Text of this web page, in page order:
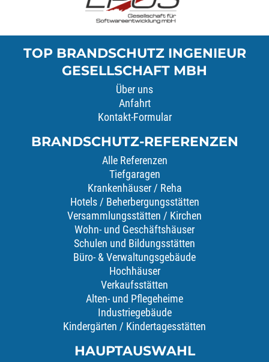
TOP BRANDSCHUTZ INGENIEUR
GESELLSCHAFT MBH
Über uns
Anfahrt
Kontakt-Formular
BRANDSCHUTZ-REFERENZEN
Alle Referenzen
Tiefgaragen
Krankenhäuser / Reha
Hotels / Beherbergungsstätten
Versammlungsstätten / Kirchen
Wohn- und Geschäftshäuser
Schulen und Bildungsstätten
Büro- & Verwaltungsgebäude
Hochhäuser
Verkaufsstätten
Alten- und Pflegeheime
Industriegebäude
Kindergärten / Kindertagesstätten
HAUPTAUSWAHL